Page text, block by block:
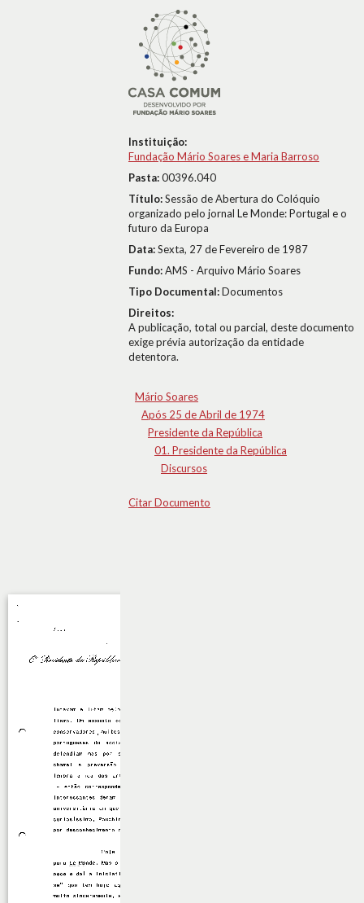
Instituição:
Fundação Mário Soares e Maria Barroso
Pasta:00396.040
Título:Sessão de Abertura do Colóquio
organizado pelo jornal Le Monde: Portugal e o
futuro da Europa
Data:Sexta, 27 de Fevereiro de 1987
Fundo:AMS - Arquivo Mário Soares
Tipo Documental:Documentos
Direitos:
A publicação, total ou parcial, deste documento
exige prévia autorização da entidade
detentora.
Mário Soares
Após 25 de Abril de 1974
Presidente da República
01. Presidente da República
Discursos
Citar Documento